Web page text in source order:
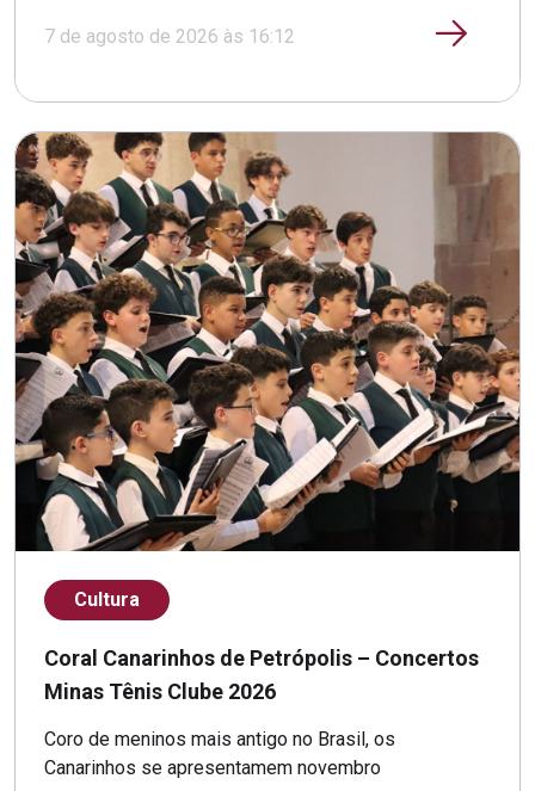
7 de agosto de 2026 às 16:12
Cultura
Coral Canarinhos de Petrópolis – Concertos
Minas Tênis Clube 2026
Coro de meninos mais antigo no Brasil, os
Canarinhos se apresentamem novembro